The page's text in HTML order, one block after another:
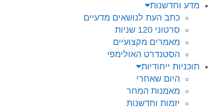
מדע וחדשנות
כתב העת לנושאים מדעיים
סרטוני 120 שניות
מאמרים מקצועיים
הסטנדרט האולימפי
תוכניות ייחודיות
היום שאחרי
מאמנות המחר
יזמות וחדשנות